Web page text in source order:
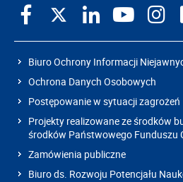
Biuro Ochrony Informacji
Ochrona Danych Osobowych
Postępowanie w sytuacji zagrożeń
Projekty realizowane ze środków
środków Państwowego Funduszu
Zamówienia publiczne
Biuro ds. Rozwoju Potencjału